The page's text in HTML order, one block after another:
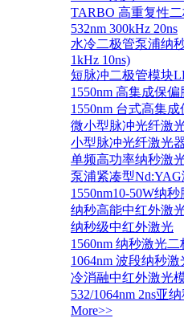
TARBO 高重复性
532nm 300kHz 20ns
水冷二极管泵浦纳
1kHz 10ns)
短脉冲二极管模块
1550nm 高集成保
1550nm 台式高集成
微小型脉冲光纤激
小型脉冲光纤激光
单频高功率纳秒激
泵浦紧凑型
1550nm10-50W纳
纳秒高能中红外激
纳秒级中红外激光
1560nm 纳秒激光
1064nm 波段纳秒激
冷消融中红外激光
532/1064nm 2ns亚
More>>